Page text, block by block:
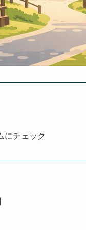
にチェック